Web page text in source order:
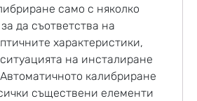
само с няколко
да съответства на
характеристики,
на инсталиране
калибриране
съществени елементи